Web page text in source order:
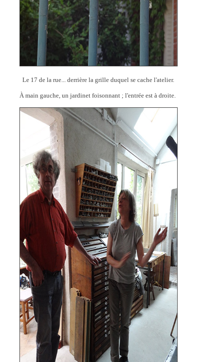
Le 17 de la rue... derrière la grille duquel se cache l'atelier.
À main gauche, un jardinet foisonnant ; l'entrée est à droite.